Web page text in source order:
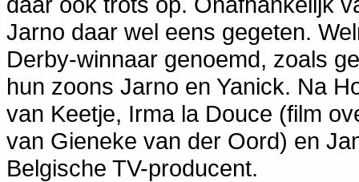
Jarno daar wel eens gegeten.
Derby-winnaar genoemd, zoals
hun zoons Jarno en Yanick. Na
van Keetje, Irma la Douce (film
van Gieneke van der Oord) en
Belgische TV-producent.